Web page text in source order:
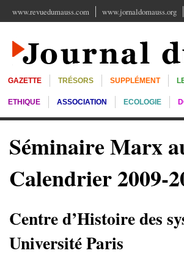
www.revuedumauss.com www.jornaldomauss.org
GAZETTE TRÉSORS SUPPLÉMENT
ETHIQUE ASSOCIATION ECOLOGIE
Séminaire Marx
Calendrier 2009-
Centre d’Histoire des
Université Paris